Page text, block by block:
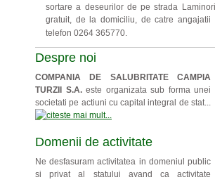
sortare a deseurilor de pe strada
gratuit, de la domiciliu, de catre
telefon 0264 365770.
Despre noi
COMPANIA DE SALUBRITATE CAMPIA
TURZII S.A.este organizata sub forma unei
societati pe actiuni cu capital integral de stat...
Domenii de activitate
Ne desfasuram activitatea in domeniul public
si privat al statului avand ca activitate